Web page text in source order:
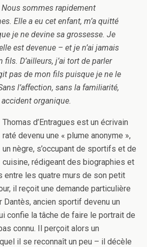
Nous sommes rapidement
Elle a eu cet enfant, m’a quitté
je ne devine sa grossesse. Je
est devenue – et je n’ai jamais
D’ailleurs, j’ai tort de parler
pas de mon fils puisque je ne le
l’affection, sans la familiarité,
accident organique.
Thomas d’Entragues est un écrivain
raté devenu une « plume anonyme »,
un nègre, s’occupant de sportifs et de
cuisine, rédigeant des biographies et
entre les quatre murs de son petit
il reçoit une demande particulière
Dantès, ancien sportif devenu un
confie la tâche de faire le portrait de
connu. Il perçoit alors un
il se reconnaît un peu – il décèle